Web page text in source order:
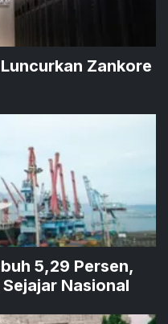
Zankore
5,29 Persen,
Nasional